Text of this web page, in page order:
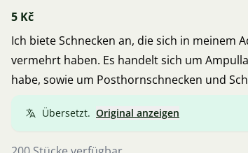
5 Kč
Ich biete Schnecken an, die sich in meinem
vermehrt haben. Es handelt sich um
habe, sowie um Posthornschnecken und
Übersetzt. Original anzeigen